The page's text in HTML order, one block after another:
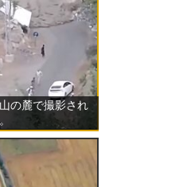
の麓で撮影され